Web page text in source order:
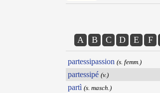
A B C D E F
partessipassion (s. femm.)
partessipé (v.)
partì (s. masch.)